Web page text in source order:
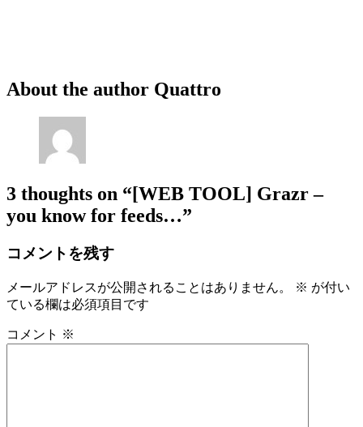
About the author Quattro
3 thoughts on “[WEB TOOL] Grazr –
you know for feeds…”
コメントを残す
メールアドレスが公開されることはありません。 ※ が付い
ている欄は必須項目です
コメント ※